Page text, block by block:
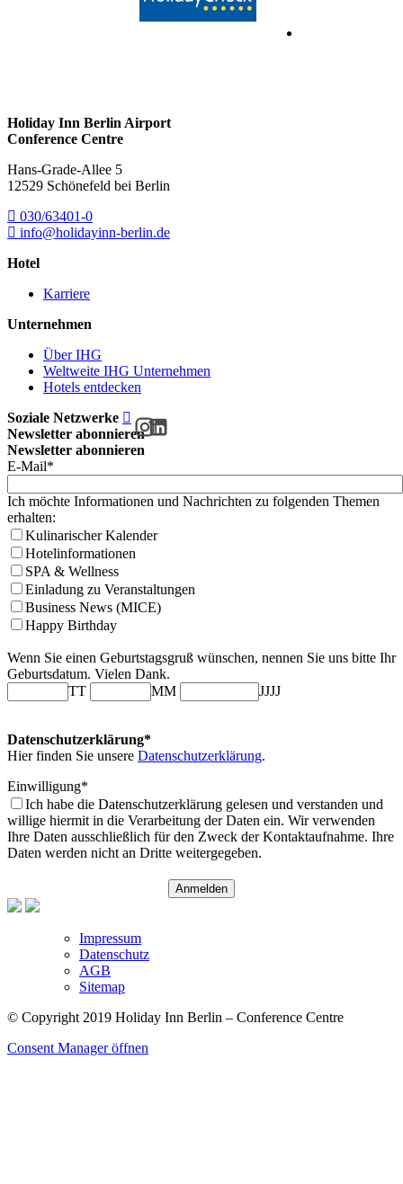
Holiday Inn Berlin Airport
Conference Centre
Hans-Grade-Allee 5
12529 Schönefeld bei Berlin
030/63401-0
info@holidayinn-berlin.de
Hotel
Karriere
Unternehmen
Über IHG
Weltweite IHG Unternehmen
Hotels entdecken
Soziale Netzwerke
Newsletter abonnieren
Newsletter abonnieren
E-Mail*
Ich möchte Informationen und Nachrichten zu folgenden Themen
erhalten:
Kulinarischer Kalender
Hotelinformationen
SPA & Wellness
Einladung zu Veranstaltungen
Business News (MICE)
Happy Birthday
Wenn Sie einen Geburtstagsgruß wünschen, nennen Sie uns bitte Ihr
Geburtsdatum. Vielen Dank.
TT
MM JJJJ
Datenschutzerklärung*
Hier finden Sie unsere Datenschutzerklärung.
Einwilligung*
Ich habe die Datenschutzerklärung gelesen und verstanden und
willige hiermit in die Verarbeitung der Daten ein. Wir verwenden
Ihre Daten ausschließlich für den Zweck der Kontaktaufnahme. Ihre
Daten werden nicht an Dritte weitergegeben.
Anmelden
Impressum
Datenschutz
AGB
Sitemap
© Copyright 2019 Holiday Inn Berlin – Conference Centre
Consent Manager öffnen